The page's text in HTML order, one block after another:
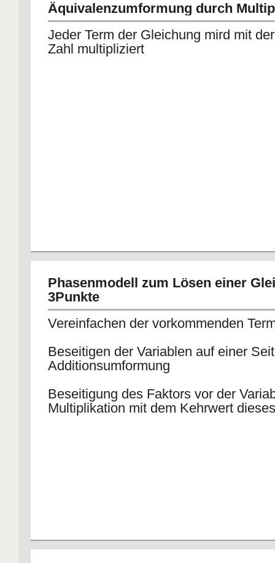
Äquivalenzumformung durch
Jeder Term der Gleichung mird mit
Zahl multipliziert
Phasenmodell zum Lösen einer
3Punkte
Vereinfachen der vorkommenden
Beseitigen der Variablen auf einer
Additionsumformung
Beseitigung des Faktors vor der
Multiplikation mit dem Kehrwert